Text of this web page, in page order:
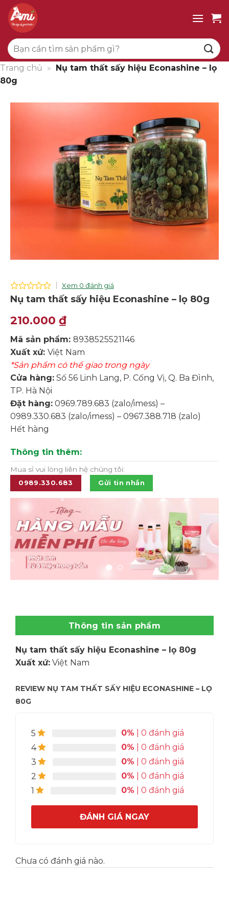
qua
dung
Tìm
kiếm:
Trang chủ » Nụ tam thất sấy hiệu Econashine – lọ
80g
0
out
5
Xem 0 đánh giá
Nụ tam thất sấy hiệu Econashine – lọ 80g
210.000 ₫
Mã sản phẩm: 8938525521146
Xuất xứ: Việt Nam
*Sản phẩm có thể giao trong ngày
Cửa hàng:Số 56 Linh Lang, P. Cống Vị, Q. Ba Đình,
TP. Hà Nội
Đặt hàng:0969.789.683 (zalo/imess) –
0989.330.683 (zalo/imess) – 0967.388.718 (zalo)
Hết hàng
Thông tin thêm:
Mua sỉ vui lòng liên hệ chúng tôi:
0989.330.683 Gửi tin nhắn
Thông tin sản phẩm
Nụ tam thất sấy hiệu Econashine – lọ 80g
Xuất xứ:Việt Nam
REVIEW NỤ TAM THẤT SẤY HIỆU ECONASHINE – LỌ
80G
5 0% | 0 đánh giá
4
0% | 0 đánh giá
3
0% | 0 đánh giá
2
0% | 0 đánh giá
1
0% | 0 đánh giá
ĐÁNH GIÁ NGAY
Chưa có đánh giá nào.